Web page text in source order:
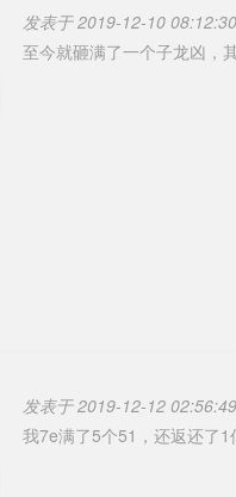
发表于 2019-12-10 08:12:30
至今就砸满了一个子龙凶，
发表于 2019-12-12 02:56:49
我7e满了5个51，还返还了1